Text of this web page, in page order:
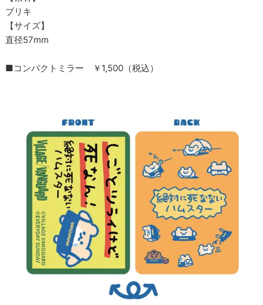
ブリキ
【サイズ】
直径57mm
■コンパクトミラー ￥1,500（税込）